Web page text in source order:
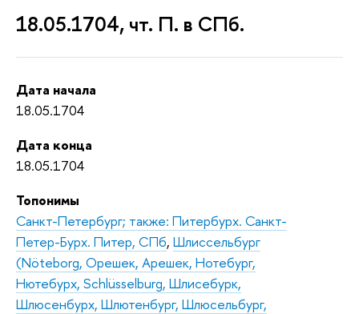
18.05.1704, чт. П. в СПб.
Дата начала
18.05.1704
Дата конца
18.05.1704
Топонимы
Санкт-Петербург; также: Питербурх. Санкт-
Петер-Бурх. Питер, СПб, Шлиссельбург
(Nöteborg, Орешек, Арешек, Нотебург,
Нютебурх, Schlüsselburg, Шлисебурк,
Шлюсенбурх, Шлютенбург, Шлюсельбург,